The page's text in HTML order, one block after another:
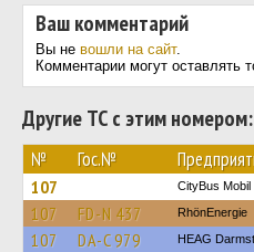
Ваш комментарий
Вы не вошли на сайт.
Комментарии могут оставлять
Другие ТС с этим номером:
№ Гос.№
107 CityBus Mobil
107 FD-N 437 RhönEnergie
107 DA-C 979 HEAG